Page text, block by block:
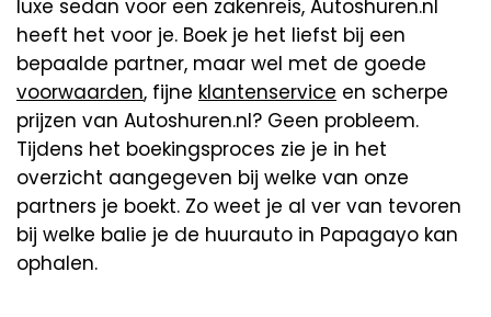
luxe sedan voor een zakenreis, Autoshuren.nl
heeft het voor je. Boek je het liefst bij een
bepaalde partner, maar wel met de goede
voorwaarden, fijne klantenservice en scherpe
prijzen van Autoshuren.nl? Geen probleem.
Tijdens het boekingsproces zie je in het
overzicht aangegeven bij welke van onze
partners je boekt. Zo weet je al ver van tevoren
bij welke balie je de huurauto in Papagayo kan
ophalen.